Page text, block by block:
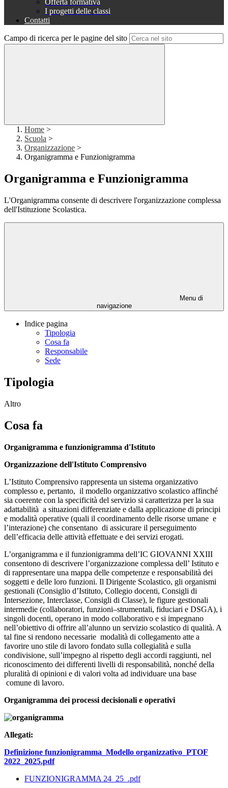
Offerta formativa
I progetti delle classi
Contatti
Campo di ricerca per le pagine del sito
Home >
Scuola >
Organizzazione >
Organigramma e Funzionigramma
Organigramma e Funzionigramma
L'Organigramma consente di descrivere l'organizzazione complessa
dell'Istituzione Scolastica.
Menu di
navigazione
Indice pagina
Tipologia
Cosa fa
Responsabile
Sede
Tipologia
Altro
Cosa fa
Organigramma e funzionigramma d'Istituto
Organizzazione dell'Istituto Comprensivo
L’Istituto Comprensivo rappresenta un sistema organizzativo
complesso e, pertanto, il modello organizzativo scolastico affinché
sia coerente con la specificità del servizio si caratterizza per la sua
adattabilità a situazioni differenziate e dalla applicazione di principi
e modalità operative (quali il coordinamento delle risorse umane e
l’interazione) che consentano di assicurare il perseguimento
dell’efficacia delle attività effettuate e dei servizi erogati.
L’organigramma e il funzionigramma dell’IC GIOVANNI XXIII
consentono di descrivere l’organizzazione complessa dell’ Istituto e
di rappresentare una mappa delle competenze e responsabilità dei
soggetti e delle loro funzioni. Il Dirigente Scolastico, gli organismi
gestionali (Consiglio d’Istituto, Collegio docenti, Consigli di
Intersezione, Interclasse, Consigli di Classe), le figure gestionali
intermedie (collaboratori, funzioni–strumentali, fiduciari e DSGA), i
singoli docenti, operano in modo collaborativo e si impegnano
nell’obiettivo di offrire all’alunno un servizio scolastico di qualità. A
tal fine si rendono necessarie modalità di collegamento atte a
favorire uno stile di lavoro fondato sulla collegialità e sulla
condivisione, sull’impegno al rispetto degli accordi raggiunti, nel
riconoscimento dei differenti livelli di responsabilità, nonché della
pluralità di opinioni e di valori volta ad individuare una base
comune di lavoro.
Organigramma dei processi decisionali e operativi
Allegati:
Definizione funzionigramma_Modello organizzativo_PTOF
2022_2025.pdf
FUNZIONIGRAMMA 24_25_.pdf